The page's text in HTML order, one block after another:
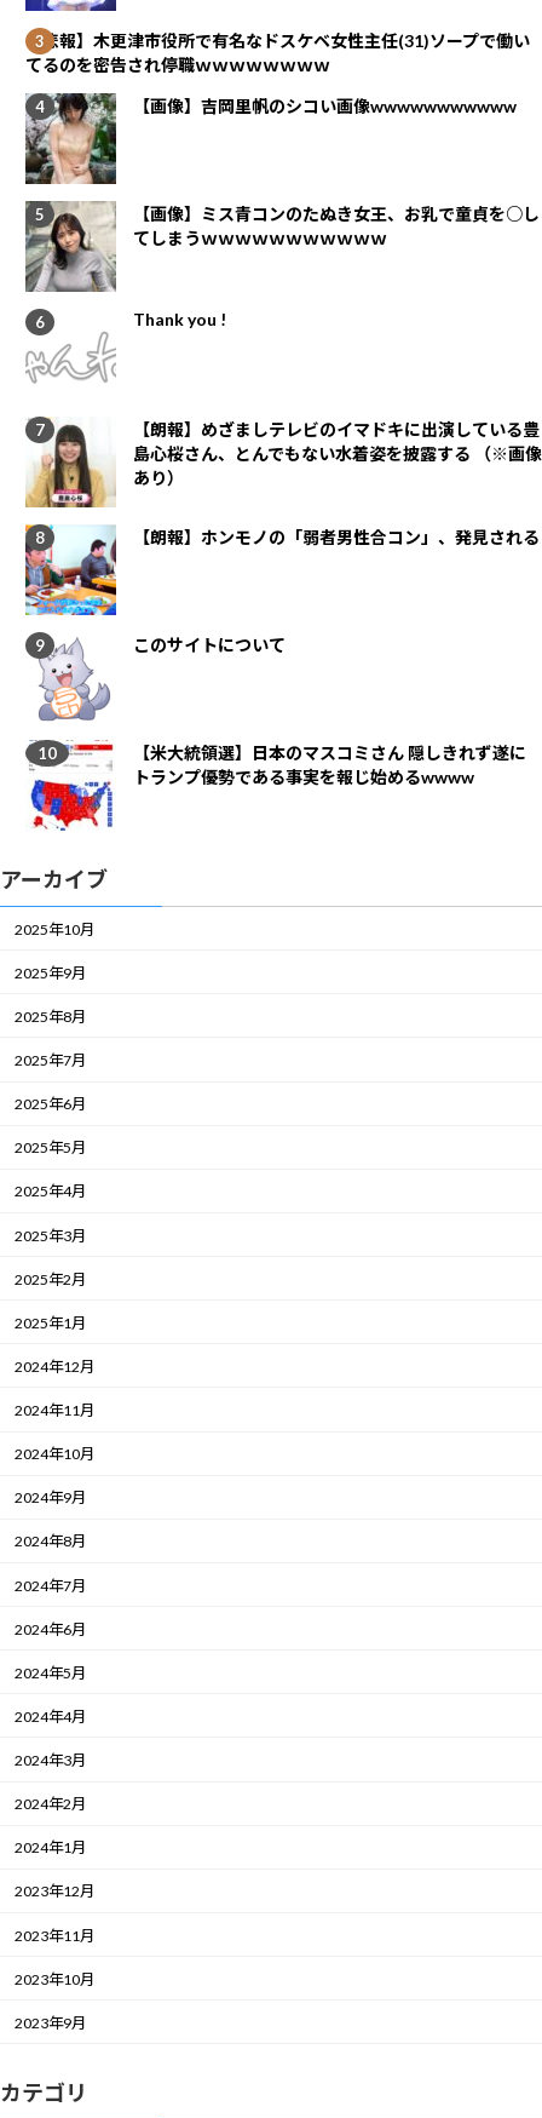
【悲報】木更津市役所で有名なドスケベ女性主任(31)ソープで働い
てるのを密告され停職ｗｗｗｗｗｗｗｗ
【画像】吉岡里帆のシコい画像wwwwwwwwwww
【画像】ミス青コンのたぬき女王、お乳で童貞を○し
てしまうｗｗｗｗｗｗｗｗｗｗｗ
Thank you !
【朗報】めざましテレビのイマドキに出演している豊
島心桜さん、とんでもない水着姿を披露する （※画像
あり）
【朗報】ホンモノの「弱者男性合コン」、発見される
このサイトについて
【米大統領選】日本のマスコミさん 隠しきれず遂に
トランプ優勢である事実を報じ始めるwwww
アーカイブ
2025年10月
2025年9月
2025年8月
2025年7月
2025年6月
2025年5月
2025年4月
2025年3月
2025年2月
2025年1月
2024年12月
2024年11月
2024年10月
2024年9月
2024年8月
2024年7月
2024年6月
2024年5月
2024年4月
2024年3月
2024年2月
2024年1月
2023年12月
2023年11月
2023年10月
2023年9月
カテゴリ